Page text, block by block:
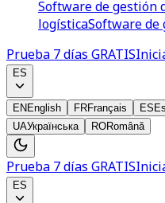
Software de gestión
logísticaSoftware
Prueba 7 días GRATIS
ES
EN English FRFrançais ES
UAУкраїнська RORomână
Prueba 7 días GRATIS
ES